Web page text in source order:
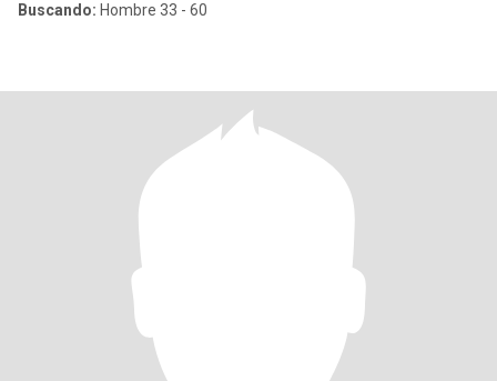
Buscando: Hombre 33 - 60